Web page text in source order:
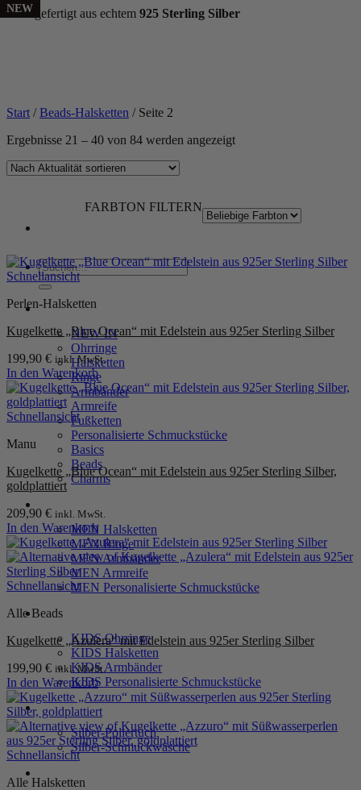
Handgefertigt aus echtem 925 Sterling Silber
Suchen
nach:
WOMEN
NEW IN
Ohrringe
Halsketten
Ringe
Armbänder
Armreife
Fußketten
Personalisierte Schmuckstücke
Basics
Beads
Charms
MEN Halsketten
MEN Ringe
MEN Armbänder
MEN Armreife
MEN Personalisierte Schmuckstücke
KIDS
KIDS Ohrringe
KIDS Halsketten
KIDS Armbänder
KIDS Personalisierte Schmuckstücke
PRODUKTPFLEGE
Silber-Poliertuch
Silber-Schmuckwäsche
Start / Beads-Halsketten /Seite 2
Ergebnisse 21 – 40 von 84 werden angezeigtNach
FARBTON FILTERN
NEW
Schnellansicht
Perlen-Halsketten
Kugelkette „Blue Ocean“ mit Edelstein aus 925er Sterling Silber
199,90 € inkl. MwSt.
In den Warenkorb
NEW
Schnellansicht
Manu
Kugelkette „Blue Ocean“ mit Edelstein aus 925er Sterling Silber,
goldplattiert
209,90 € inkl. MwSt.
In den Warenkorb
NEW
Schnellansicht
Alle Beads
Kugelkette „Azulera“ mit Edelstein aus 925er Sterling Silber
199,90 € inkl. MwSt.
In den Warenkorb
NEW
Schnellansicht
Alle Halsketten
NEW
NEW
NEW
NEW
NEW
NEW
NEW
NEW
NEW
NEW
NEW
NEW
NEW
NEW
NEW
NEW